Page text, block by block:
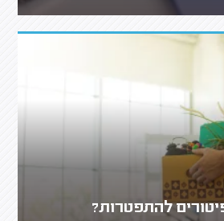
להתפטרות?